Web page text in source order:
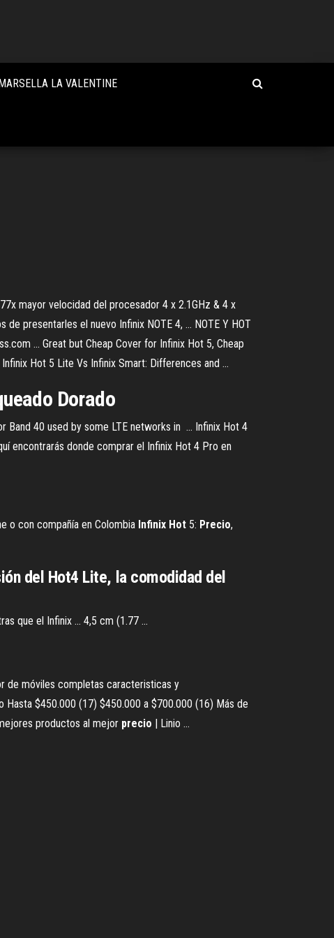
LA VALENTINE
mayor velocidad del procesador 4 x 2.1GHz & 4 x
presentarles el nuevo Infinix NOTE 4, ... NOTE Y HOT
... Great but Cheap Cover for Infinix Hot 5, Cheap
Hot 5 Lite Vs Infinix Smart: Differences and ...
Dorado
Band 40 used by some LTE networks in ... Infinix Hot 4
encontrarás donde comprar el Infinix Hot 4 Pro en
o con compañía en Colombia Infinix Hot 5: Precio,
del Hot4 Lite, la comodidad del
que el Infinix ... 4,5 cm (1.77 ...
de móviles completas caracteristicas y
Hasta $450.000 (17) $450.000 a $700.000 (16) Más de
productos al mejor precio | Linio ...